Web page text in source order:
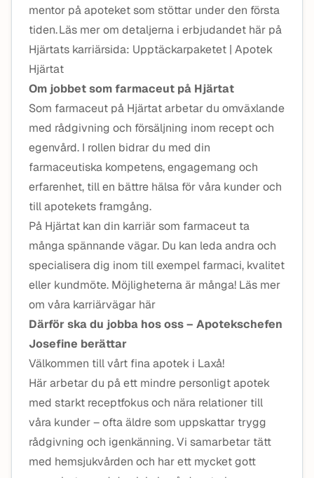
mentor på apoteket som stöttar under den första
tiden. Läs mer om detaljerna i erbjudandet här på
Hjärtats karriärsida: Upptäckarpaketet | Apotek
Hjärtat
Om jobbet som farmaceut på Hjärtat
Som farmaceut på Hjärtat arbetar du omväxlande
med rådgivning och försäljning inom recept och
egenvård. I rollen bidrar du med din
farmaceutiska kompetens, engagemang och
erfarenhet, till en bättre hälsa för våra kunder och
till apotekets framgång.
På Hjärtat kan din karriär som farmaceut ta
många spännande vägar. Du kan leda andra och
specialisera dig inom till exempel farmaci, kvalitet
eller kundmöte. Möjligheterna är många! Läs mer
om våra karriärvägar här
Därför ska du jobba hos oss – Apotekschefen
Josefine berättar
Välkommen till vårt fina apotek i Laxå!
Här arbetar du på ett mindre personligt apotek
med starkt receptfokus och nära relationer till
våra kunder – ofta äldre som uppskattar trygg
rådgivning och igenkänning. Vi samarbetar tätt
med hemsjukvården och har ett mycket gott